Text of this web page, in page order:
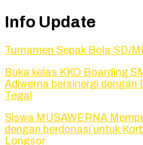
Info Update
Turnamen Sepak Bola SD/
Buka kelas KKO Boarding
Adiwerna bersinergi dengan
Tegal
Siswa MUSAWERNA
dengan berdonasi untuk
Longsor